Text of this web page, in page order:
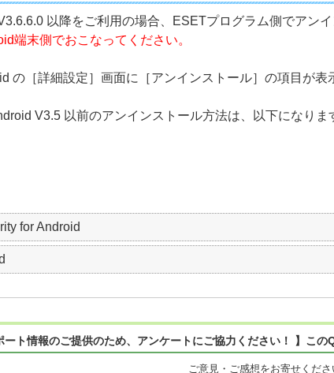
以降をご利用の場合、ESETプログラム側でアン
端末側でおこなってください。
の［詳細設定］画面に［アンインストール］の項目が表
V3.5 以前のアンインストール方法は、以下になりま
for Android
ート情報のご提供のため、アンケートにご協力ください！ 】この
ご意見・ご感想をお寄せくださ